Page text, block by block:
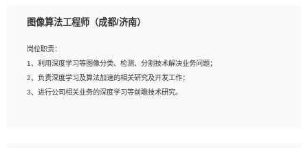
研发管理流程建设经验；
种常用框架和技术Springboot、Shiro、springcloud等；熟悉Linux常用命令和了解
常用脚本语言，较丰富的线上系统运维经验，复杂问题排查思路清晰。
相关的解决方案，包括视频分析、图像识别、NLP、OCR、机器学习等；
AI算法框架，对人脸识别、目标检测、图像识别、OCR、NLP等AI算法有深刻理
解。具有AI平台级产品/解决方案从业经验者优先。具有大数据技术背景者优先；
6、具备良好的客户意识与沟通能力，善于学习思考、创新与团队协作，认真负责、
执行力与抗压力强。
图像算法工程师（成都/济南）
岗位职责：
1、利用深度学习等图像分类、检测、分割技术解决业务问题；
2、负责深度学习及算法加速的相关研究及开发工作；
3、进行公司相关业务的深度学习等前瞻技术研究。